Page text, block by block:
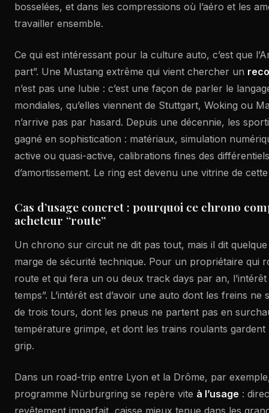
bosselées, et dans les compressions où l’aéro et les
travailler ensemble.
Ce qui est intéressant pour la culture auto, c’est que
part”. Une Mustang extrême qui vient chercher un
n’est pas une lubie : c’est une façon de parler le
mondiales, qu’elles viennent de Stuttgart, Woking ou
n’arrive pas par hasard. Depuis une décennie, les
gagné en sophistication : matériaux, simulation
active ou quasi-active, calibrations fines des
d’amortissement. Le ring est devenu une vitrine de
Cas d’usage concret : pourquoi ce chrono
acheteur “route”
Un chrono sur circuit ne dit pas tout, mais il dit
marge de sécurité technique. Pour un propriétaire qui
route et qui fera un ou deux track days par an, l’intérêt
temps”. L’intérêt est d’avoir une auto dont les freins ne
de trois tours, dont les pneus ne partent pas en
température grimpe, et dont les trains roulants
grip.
Dans un road-trip entre Lyon et la Drôme, par
programme Nürburgring se repère vite à l’usage :
revêtement imparfait, caisse mieux tenue dans les